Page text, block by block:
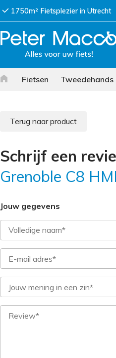
1750m² Fietsplezier in Utrecht
Fietsen Tweedehands
Terug naar product
Schrijf een
Grenoble C8
Jouw gegevens